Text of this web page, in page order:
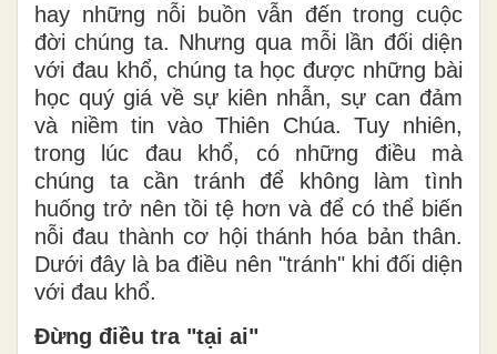
hay những nỗi buồn vẫn đến trong cuộc
đời chúng ta. Nhưng qua mỗi lần đối diện
với đau khổ, chúng ta học được những bài
học quý giá về sự kiên nhẫn, sự can đảm
và niềm tin vào Thiên Chúa. Tuy nhiên,
trong lúc đau khổ, có những điều mà
chúng ta cần tránh để không làm tình
huống trở nên tồi tệ hơn và để có thể biến
nỗi đau thành cơ hội thánh hóa bản thân.
Dưới đây là ba điều nên "tránh" khi đối diện
với đau khổ.
Đừng điều tra "tại ai"